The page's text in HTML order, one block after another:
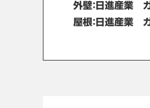
外壁：日進産
屋根：日進産業